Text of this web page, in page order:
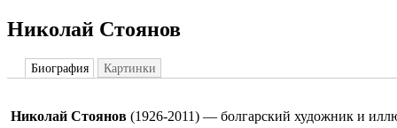
Николай Стоянов
Биография Картинки
Николай Стоянов (1926-2011) — болгарский художник и